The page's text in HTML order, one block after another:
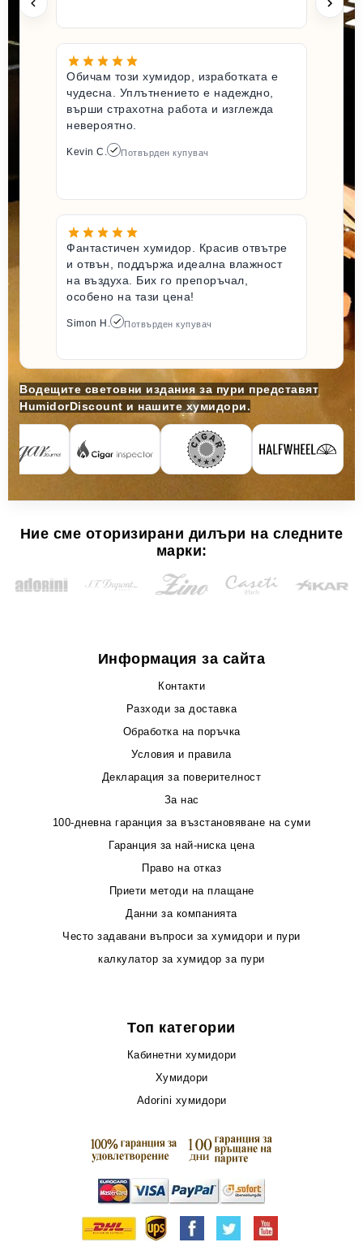
Обичам този хумидор, изработката е
чудесна. Уплътнението е надеждно,
върши страхотна работа и изглежда
невероятно.
Kevin C. Потвърден купувач
Фантастичен хумидор. Красив отвътре
и отвън, поддържа идеална влажност
на въздуха. Бих го препоръчал,
особено на тази цена!
Simon H. Потвърден купувач
Водещите световни издания за пури представят
HumidorDiscount и нашите хумидори.
Ние сме оторизирани дилъри на следните
марки:
Информация за сайта
Контакти
Разходи за доставка
Обработка на поръчка
Условия и правила
Декларация за поверителност
За нас
100-дневна гаранция за възстановяване на суми
Гаранция за най-ниска цена
Право на отказ
Приети методи на плащане
Данни за компанията
Често задавани въпроси за хумидори и пури
калкулатор за хумидор за пури
Топ категории
Кабинетни хумидори
Хумидори
Adorini хумидори